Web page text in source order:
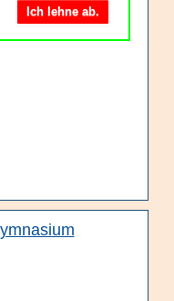
Ich lehne ab.